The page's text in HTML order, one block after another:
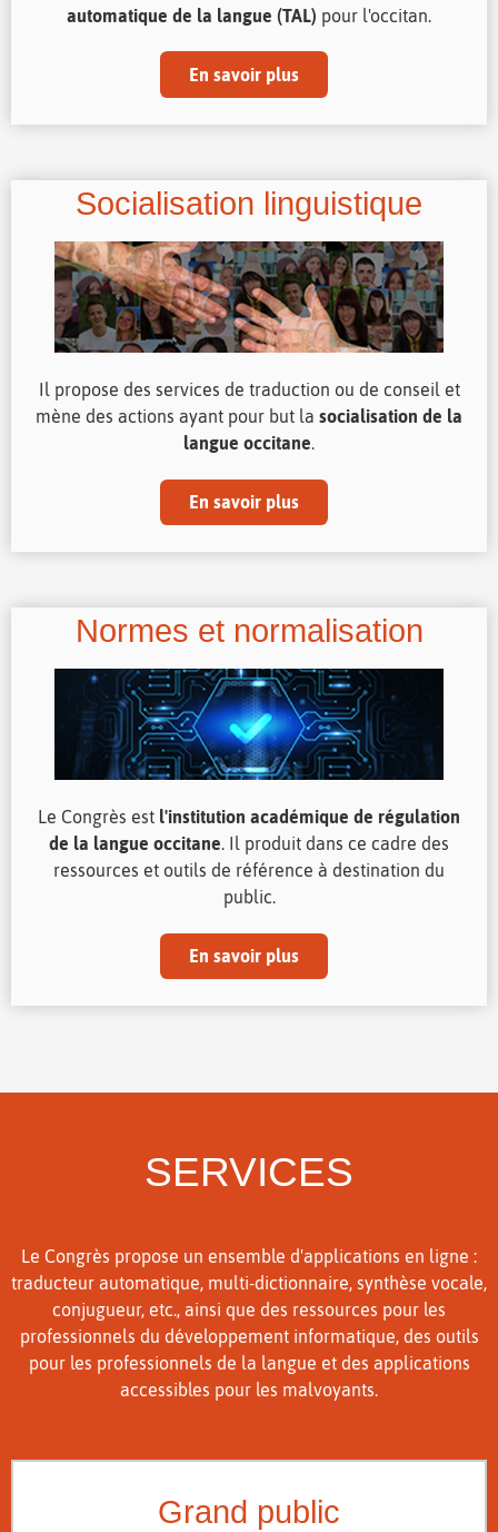
automatique de la langue (TAL) pour l'occitan.
En savoir plus
Socialisation linguistique
Il propose des services de traduction ou de conseil et
mène des actions ayant pour but la socialisation de la
langue occitane.
En savoir plus
Normes et normalisation
Le Congrès est l'institution académique de régulation
de la langue occitane. Il produit dans ce cadre des
ressources et outils de référence à destination du
public.
En savoir plus
SERVICES
Le Congrès propose un ensemble d'applications en ligne :
traducteur automatique, multi-dictionnaire, synthèse vocale,
conjugueur, etc., ainsi que des ressources pour les
professionnels du développement informatique, des outils
pour les professionnels de la langue et des applications
accessibles pour les malvoyants.
Grand public